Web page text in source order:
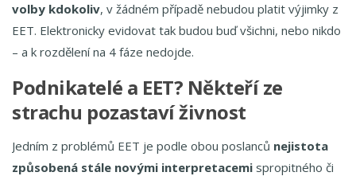
volby kdokoliv, v žádném případě nebudou platit výjimky z
EET. Elektronicky evidovat tak budou buď všichni, nebo nikdo
– a k rozdělení na 4 fáze nedojde.
Podnikatelé a EET? Někteří ze
strachu pozastaví živnost
Jedním z problémů EET je podle obou poslanců nejistota
způsobená stále novými interpretacemi spropitného či